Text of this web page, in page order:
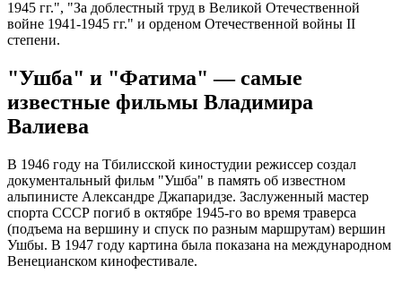
1945 гг.", "За доблестный труд в Великой Отечественной
войне 1941-1945 гг." и орденом Отечественной войны II
степени.
"Ушба" и "Фатима" — самые
известные фильмы Владимира
Валиева
В 1946 году на Тбилисской киностудии режиссер создал
документальный фильм "Ушба" в память об известном
альпинисте Александре Джапаридзе. Заслуженный мастер
спорта СССР погиб в октябре 1945-го во время траверса
(подъема на вершину и спуск по разным маршрутам) вершин
Ушбы. В 1947 году картина была показана на международном
Венецианском кинофестивале.